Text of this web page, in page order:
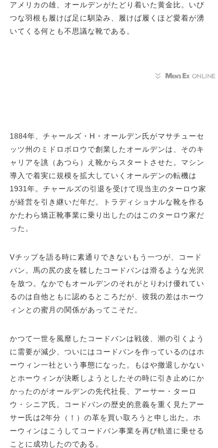
アメリカの雄、オールデンがたどり着いた黄金比。いび
つな羽根も履けば足に馴染み、履けば履くほど愛着が湧
いてくる何とも不思議な靴である。
1884年、チャールズ・H・オールデン氏がマサチューセ
ッツ州のミドロボロウで創業したオールデンは、そのキ
ャリアを誂（あつら）え靴からスタートさせた。マシン
導入で着実に規模を拡大していくオールデンの転機は
1931年。チャールズの引退を受けて現当主のターロウ家
が経営を引き継いだ年だ。トラディショナルな靴を作る
かたわら矯正靴事業に乗り出したのはこのターロウ家だ
った。
Vチップを語る時に素通りできないもう一つが、コード
バン。馬の尻の皮を鞣したコードバンは滑るような光沢
を放つ。なかでもオールデンのそれがとりわけ優れてい
るのは自他ともに認めるところだが、彼我の差はホーウ
ィンとの蜜月の関係があってこそだ。
かつて一世を風靡したコードバンは戦後、潮の引くよう
に需要が減少、ついにはコードバンを作っているのはホ
ーウィン一社という事態になった。もはや撤退しかない
とホーウィンが決断しようとしたその時に引き止めにか
かったのがオールデンの先代社長、アーサー・ターロ
ウ・シニア氏。コードバンの歴史的意義を重く見たアー
サー氏は2年分（！）の革を買い取ろうと申し出た。ホ
ーウィンはこうしてコードバン事業を再び軌道に乗せる
ことに成功したのである。